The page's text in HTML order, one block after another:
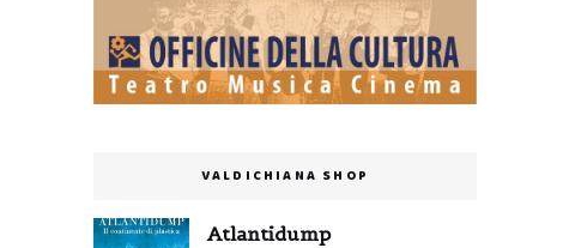
VALDICHIANA SHOP
Atlantidump